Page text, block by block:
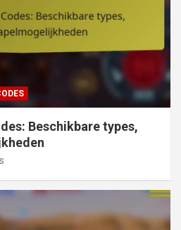
Beschikbare types,